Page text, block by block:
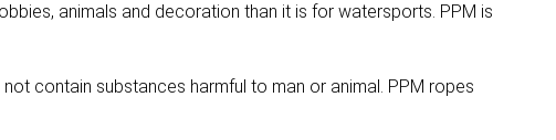
animals and decoration than it is for watersports. PPM is
contain substances harmful to man or animal. PPM ropes